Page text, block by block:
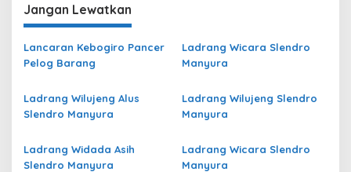
Jangan Lewatkan
Lancaran Kebogiro Pancer
Pelog Barang
Ladrang Wicara Slendro
Manyura
Ladrang Wilujeng Alus
Slendro Manyura
Ladrang Wilujeng Slendro
Manyura
Ladrang Widada Asih
Slendro Manyura
Ladrang Wicara Slendro
Manyura